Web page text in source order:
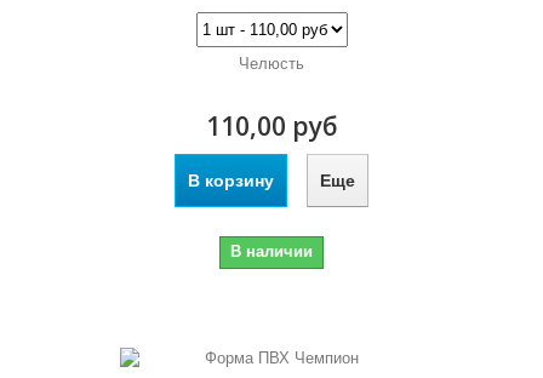
Челюсть
110,00 руб
В корзину Еще
В наличии